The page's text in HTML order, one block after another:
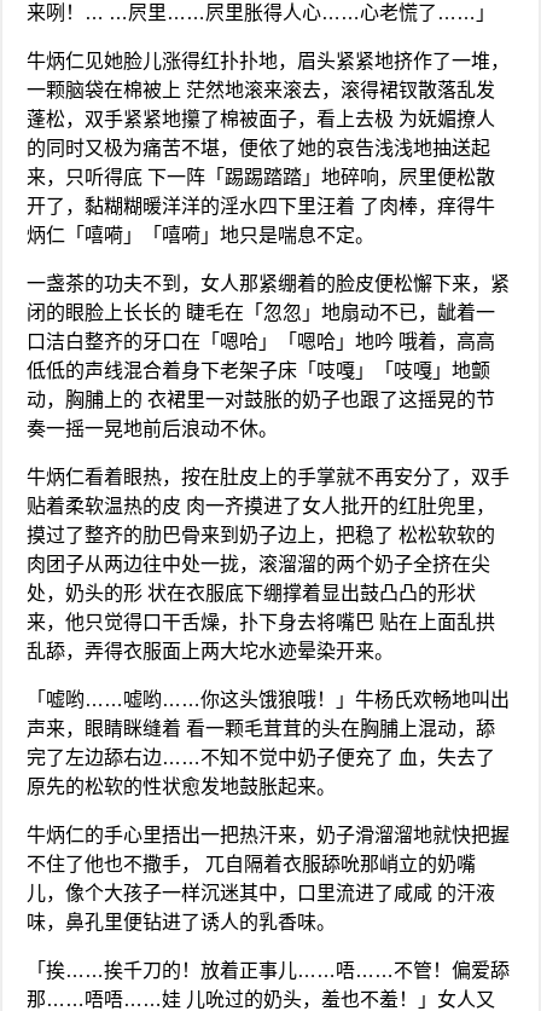
来咧！… …屄里……屄里胀得人心……心老慌了……」
牛炳仁见她脸儿涨得红扑扑地，眉头紧紧地挤作了一堆，
一颗脑袋在棉被上 茫然地滚来滚去，滚得裙钗散落乱发
蓬松，双手紧紧地攥了棉被面子，看上去极 为妩媚撩人
的同时又极为痛苦不堪，便依了她的哀告浅浅地抽送起
来，只听得底 下一阵「踢踢踏踏」地碎响，屄里便松散
开了，黏糊糊暖洋洋的淫水四下里汪着 了肉棒，痒得牛
炳仁「嘻嗬」「嘻嗬」地只是喘息不定。
一盏茶的功夫不到，女人那紧绷着的脸皮便松懈下来，紧
闭的眼脸上长长的 睫毛在「忽忽」地扇动不已，龇着一
口洁白整齐的牙口在「嗯哈」「嗯哈」地吟 哦着，高高
低低的声线混合着身下老架子床「吱嘎」「吱嘎」地颤
动，胸脯上的 衣裙里一对鼓胀的奶子也跟了这摇晃的节
奏一摇一晃地前后浪动不休。
牛炳仁看着眼热，按在肚皮上的手掌就不再安分了，双手
贴着柔软温热的皮 肉一齐摸进了女人批开的红肚兜里，
摸过了整齐的肋巴骨来到奶子边上，把稳了 松松软软的
肉团子从两边往中处一拢，滚溜溜的两个奶子全挤在尖
处，奶头的形 状在衣服底下绷撑着显出鼓凸凸的形状
来，他只觉得口干舌燥，扑下身去将嘴巴 贴在上面乱拱
乱舔，弄得衣服面上两大坨水迹晕染开来。
「嘘哟……嘘哟……你这头饿狼哦！」牛杨氏欢畅地叫出
声来，眼睛眯缝着 看一颗毛茸茸的头在胸脯上混动，舔
完了左边舔右边……不知不觉中奶子便充了 血，失去了
原先的松软的性状愈发地鼓胀起来。
牛炳仁的手心里捂出一把热汗来，奶子滑溜溜地就快把握
不住了他也不撒手， 兀自隔着衣服舔吮那峭立的奶嘴
儿，像个大孩子一样沉迷其中，口里流进了咸咸 的汗液
味，鼻孔里便钻进了诱人的乳香味。
「挨……挨千刀的！放着正事儿……唔……不管！偏爱舔
那……唔唔……娃 儿吮过的奶头，羞也不羞！」女人又